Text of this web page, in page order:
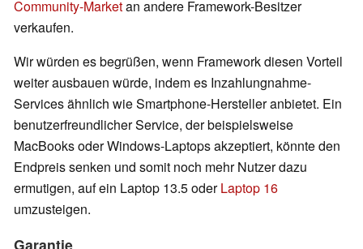
Community-Marketan andere Framework-Besitzer
verkaufen.
Wir würden es begrüßen, wenn Framework diesen Vorteil
weiter ausbauen würde, indem es Inzahlungnahme-
Services ähnlich wie Smartphone-Hersteller anbietet. Ein
benutzerfreundlicher Service, der beispielsweise
MacBooks oder Windows-Laptops akzeptiert, könnte den
Endpreis senken und somit noch mehr Nutzer dazu
ermutigen, auf ein Laptop 13.5 oderLaptop 16
umzusteigen.
Garantie